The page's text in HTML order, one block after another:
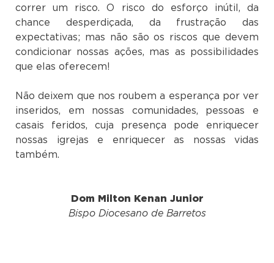
correr um risco. O risco do esforço inútil, da
chance desperdiçada, da frustração das
expectativas; mas não são os riscos que devem
condicionar nossas ações, mas as possibilidades
que elas oferecem!
Não deixem que nos roubem a esperança por ver
inseridos, em nossas comunidades, pessoas e
casais feridos, cuja presença pode enriquecer
nossas igrejas e enriquecer as nossas vidas
também.
Dom Milton Kenan Junior
Bispo Diocesano de Barretos